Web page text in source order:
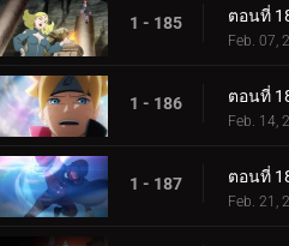
1 - 185 ตอนที่
Feb. 07,
1 - 186 ตอนที่
Feb. 14,
1 - 187 ตอนที่
Feb. 21,